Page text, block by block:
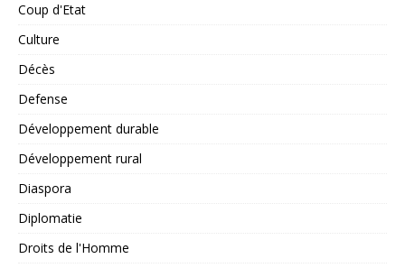
Coup d'Etat
Culture
Décès
Defense
Développement durable
Développement rural
Diaspora
Diplomatie
Droits de l'Homme